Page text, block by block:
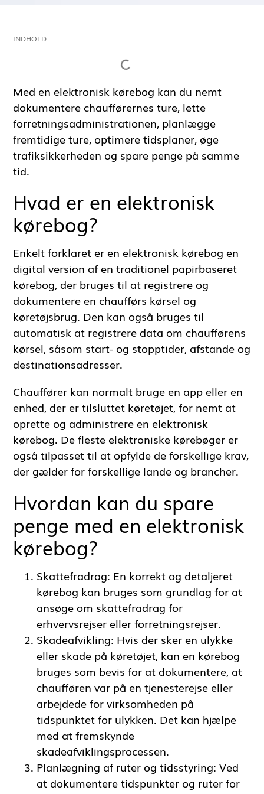
INDHOLD
Med en elektronisk kørebog kan du nemt
dokumentere chaufførernes ture, lette
forretningsadministrationen, planlægge
fremtidige ture, optimere tidsplaner, øge
trafiksikkerheden og spare penge på samme
tid.
Hvad er en elektronisk
kørebog?
Enkelt forklaret er en elektronisk kørebog en
digital version af en traditionel papirbaseret
kørebog, der bruges til at registrere og
dokumentere en chaufførs kørsel og
køretøjsbrug. Den kan også bruges til
automatisk at registrere data om chaufførens
kørsel, såsom start- og stopptider, afstande og
destinationsadresser.
Chauffører kan normalt bruge en app eller en
enhed, der er tilsluttet køretøjet, for nemt at
oprette og administrere en elektronisk
kørebog. De fleste elektroniske kørebøger er
også tilpasset til at opfylde de forskellige krav,
der gælder for forskellige lande og brancher.
Hvordan kan du spare
penge med en elektronisk
kørebog?
Skattefradrag: En korrekt og detaljeret
kørebog kan bruges som grundlag for at
ansøge om skattefradrag for
erhvervsrejser eller forretningsrejser.
Skadeafvikling: Hvis der sker en ulykke
eller skade på køretøjet, kan en kørebog
bruges som bevis for at dokumentere, at
chaufføren var på en tjenesterejse eller
arbejdede for virksomheden på
tidspunktet for ulykken. Det kan hjælpe
med at fremskynde
skadeafviklingsprocessen.
Planlægning af ruter og tidsstyring: Ved
at dokumentere tidspunkter og ruter for